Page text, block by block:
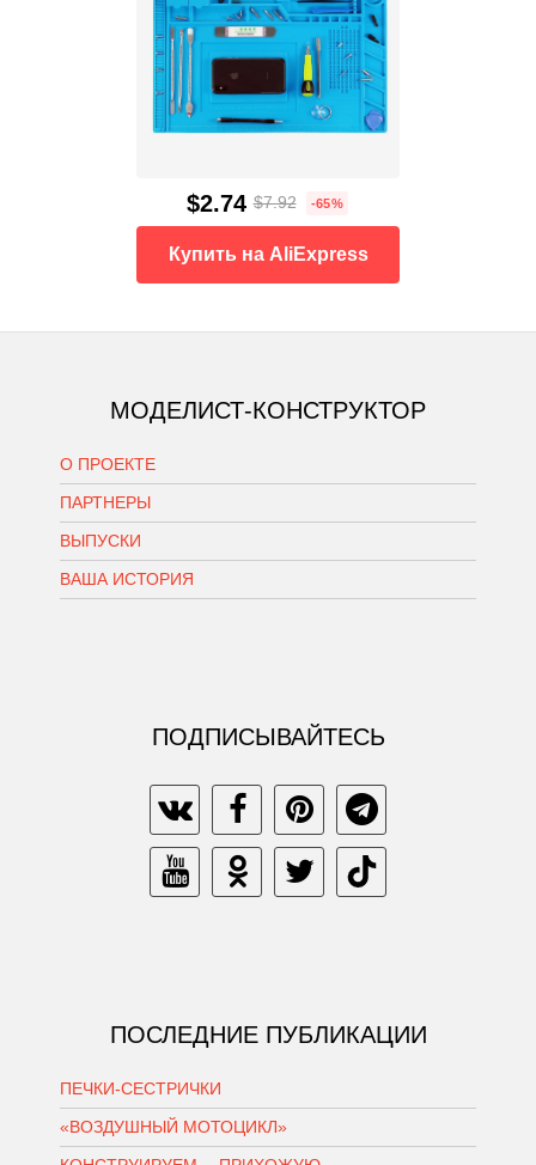
$2.74 $7.92 -65%
Купить на AliExpress
МОДЕЛИСТ-КОНСТРУКТОР
О ПРОЕКТЕ
ПАРТНЕРЫ
ВЫПУСКИ
ВАША ИСТОРИЯ
ПОДПИСЫВАЙТЕСЬ
ПОСЛЕДНИЕ ПУБЛИКАЦИИ
ПЕЧКИ-СЕСТРИЧКИ
«ВОЗДУШНЫЙ МОТОЦИКЛ»